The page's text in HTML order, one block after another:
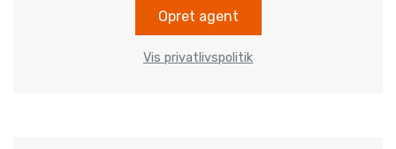
Opret agent
Vis privatlivspolitik